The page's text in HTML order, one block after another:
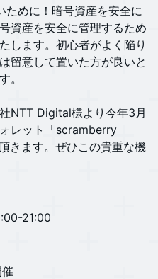
ために！暗号資産を安全に
資産を安全に管理するため
します。初心者がよく陥り
留意して置いた方が良いと
。
NTT Digital様より今年3月
レット「scramberry
きます。ぜひこの貴重な機
21:00